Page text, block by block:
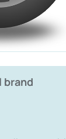
brand